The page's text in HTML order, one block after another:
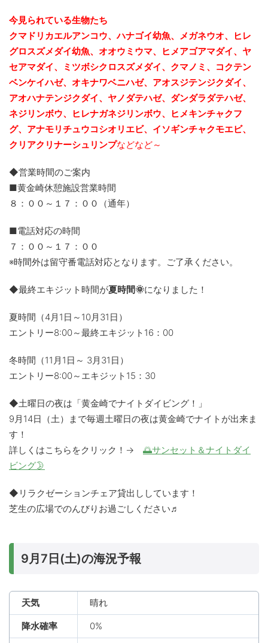
今見られている生物たち
クマドリカエルアンコウ、ハナゴイ幼魚、メガネウオ、ヒレ
グロスズメダイ幼魚、 オオウミウマ、ヒメアゴアマダイ、ヤ
セアマダイ、ミツボシクロスズメダイ、クマノミ、コクテン
ベンケイハゼ、オキナワベニハゼ、アオスジテンジクダイ、
アオハナテンジクダイ、ヤノダテハゼ、ダンダラダテハゼ、
ネジリンボウ、ヒレナガネジリンボウ、ヒメキンチャクフ
グ、アナモリチュウコシオリエビ、 イソギンチャクモエビ、
クリアクリナーシュリンプなどなど～
◆営業時間のご案内
■黄金崎休憩施設営業時間
８：００～１７：００（通年）
■電話対応の時間
７：００～１７：００
※時間外は留守番電話対応となります。ご了承ください。
◆最終エキジット時間が夏時間🌞になりました！
夏時間（4月1日～10月31日）
エントリー8:00～最終エキジット16：00
冬時間（11月1日～ 3月31日）
エントリー8:00～エキジット15：30
◆土曜日の夜は「黄金崎でナイトダイビング！」
9月14日（土）まで毎週土曜日の夜は黄金崎でナイトが出来ま
す！
詳しくはこちらをクリック！→ 🌅サンセット＆ナイトダイ
ビング🌛
◆リラクゼーションチェア貸出ししています！
芝生の広場でのんびりお過ごしください♬
9月7日(土)の海況予報
天気 晴れ
降水確率 0%